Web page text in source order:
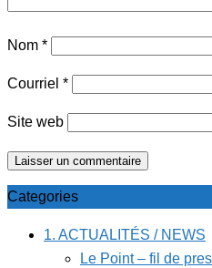
Nom *
Courriel *
Site web
Categories
1. ACTUALITÉS / NEWS
Le Point – fil de